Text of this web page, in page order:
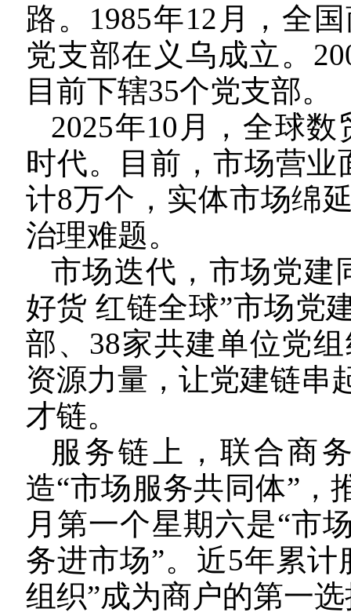
路。1985年12月，全
党支部在义乌成立。
目前下辖35个党支部。
2025年10月，全球
时代。目前，市场营业
计8万个，实体市场绵
治理难题。
市场迭代，市场党建
好货 红链全球”市场党
部、38家共建单位党
资源力量，让党建链串
才链。
服务链上，联合商
造“市场服务共同体”，
月第一个星期六是“市
务进市场”。近5年累
组织”成为商户的第一